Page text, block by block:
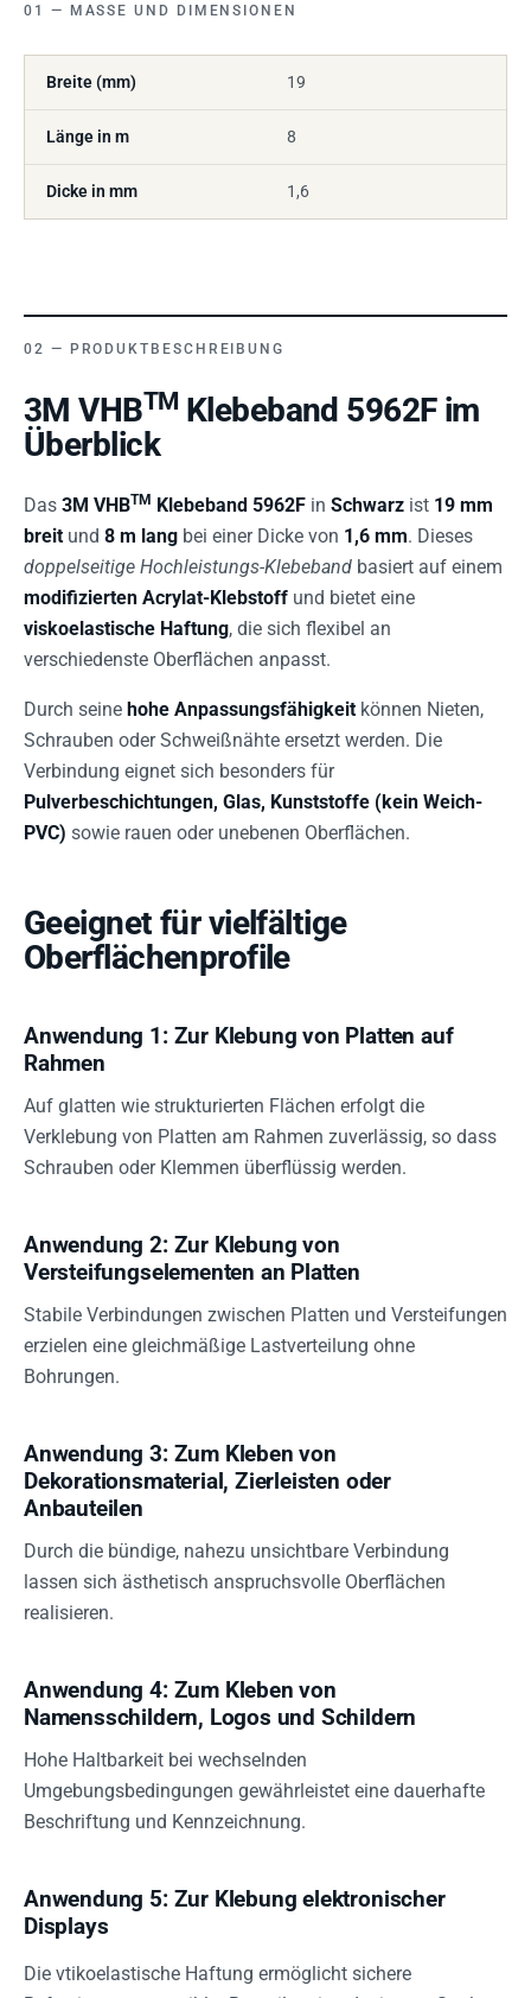
MASSE UND DIMENSIONEN
Breite (mm) 19
Länge in m 8
Dicke in mm 1,6
PRODUKTBESCHREIBUNG
3M VHBTM Klebeband 5962F im
Überblick
Das 3M VHBTM Klebeband 5962F in Schwarz ist 19 mm
breit und 8 m lang bei einer Dicke von 1,6 mm. Dieses
doppelseitige Hochleistungs-Klebeband basiert auf einem
modifizierten Acrylat-Klebstoff und bietet eine
viskoelastische Haftung, die sich flexibel an
verschiedenste Oberflächen anpasst.
Durch seine hohe Anpassungsfähigkeit können Nieten,
Schrauben oder Schweißnähte ersetzt werden. Die
Verbindung eignet sich besonders für
Pulverbeschichtungen, Glas, Kunststoffe (kein Weich-
PVC) sowie rauen oder unebenen Oberflächen.
Geeignet für vielfältige
Oberflächenprofile
Anwendung 1: Zur Klebung von Platten auf
Rahmen
Auf glatten wie strukturierten Flächen erfolgt die
Verklebung von Platten am Rahmen zuverlässig, so dass
Schrauben oder Klemmen überflüssig werden.
Anwendung 2: Zur Klebung von
Versteifungselementen an Platten
Stabile Verbindungen zwischen Platten und Versteifungen
erzielen eine gleichmäßige Lastverteilung ohne
Bohrungen.
Anwendung 3: Zum Kleben von
Dekorationsmaterial, Zierleisten oder
Anbauteilen
Durch die bündige, nahezu unsichtbare Verbindung
lassen sich ästhetisch anspruchsvolle Oberflächen
realisieren.
Anwendung 4: Zum Kleben von
Namensschildern, Logos und Schildern
Hohe Haltbarkeit bei wechselnden
Umgebungsbedingungen gewährleistet eine dauerhafte
Beschriftung und Kennzeichnung.
Anwendung 5: Zur Klebung elektronischer
Displays
Die vtikoelastische Haftung ermöglicht sichere